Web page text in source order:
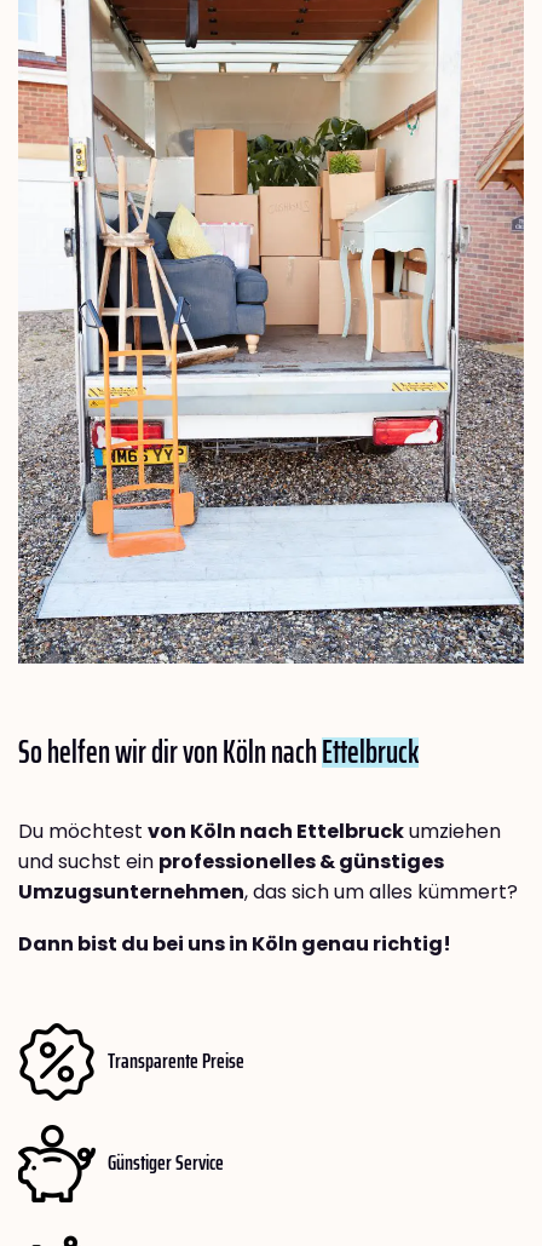
So helfen wir dir von Köln nachEttelbruck
Du möchtest von Köln nach Ettelbruckumziehen
und suchst ein professionelles & günstiges
Umzugsunternehmen, das sich um alles kümmert?
Dann bist du bei uns in Köln genau richtig!
Transparente Preise
Günstiger Service